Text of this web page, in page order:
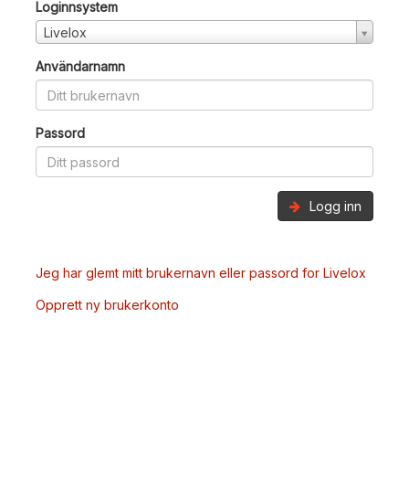
Loginnsystem
Livelox
Användarnamn
Passord
Logg inn
Jeg har glemt mitt brukernavn eller passord for Livelox
Opprett ny brukerkonto